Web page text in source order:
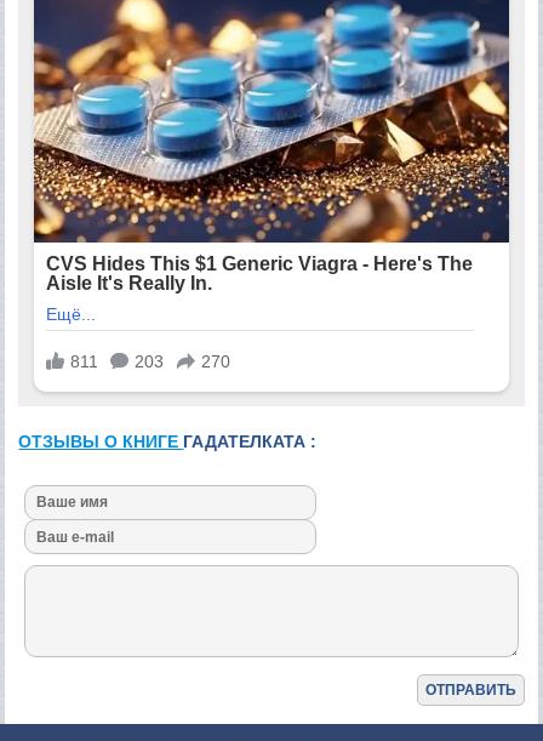
ОТЗЫВЫ О КНИГЕ ГАДАТЕЛКАТА :